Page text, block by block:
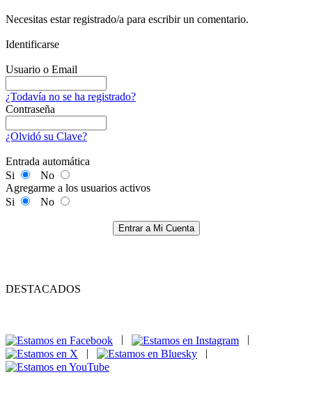
Necesitas estar registrado/a para escribir un comentario.
Identificarse
Usuario o Email
¿Todavía no se ha registrado?
Contraseña
¿Olvidó su Clave?
Entrada automática
Si
No
Agregarme a los usuarios activos
Si
No
Entrar a Mi Cuenta
DESTACADOS
|
|
|
|